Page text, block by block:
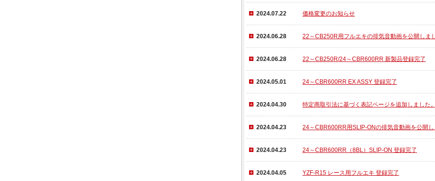
2024.07.22 価格変更のお知らせ
2024.06.28 22～CB250R用フルエキの排気音動画を公開しま
2024.06.28 22～CB250R/24～CBR600RR 新製品登録完了
2024.05.01 24～CBR600RR EX ASSY 登録完了
2024.04.30 特定商取引法に基づく表記ページを追加しました。
2024.04.23 24～CBR600RR用SLIP-ONの排気音動画を公開し
2024.04.23 24～CBR600RR（8BL）SLIP-ON 登録完了
2024.04.05 YZF-R15 レース用フルエキ 登録完了